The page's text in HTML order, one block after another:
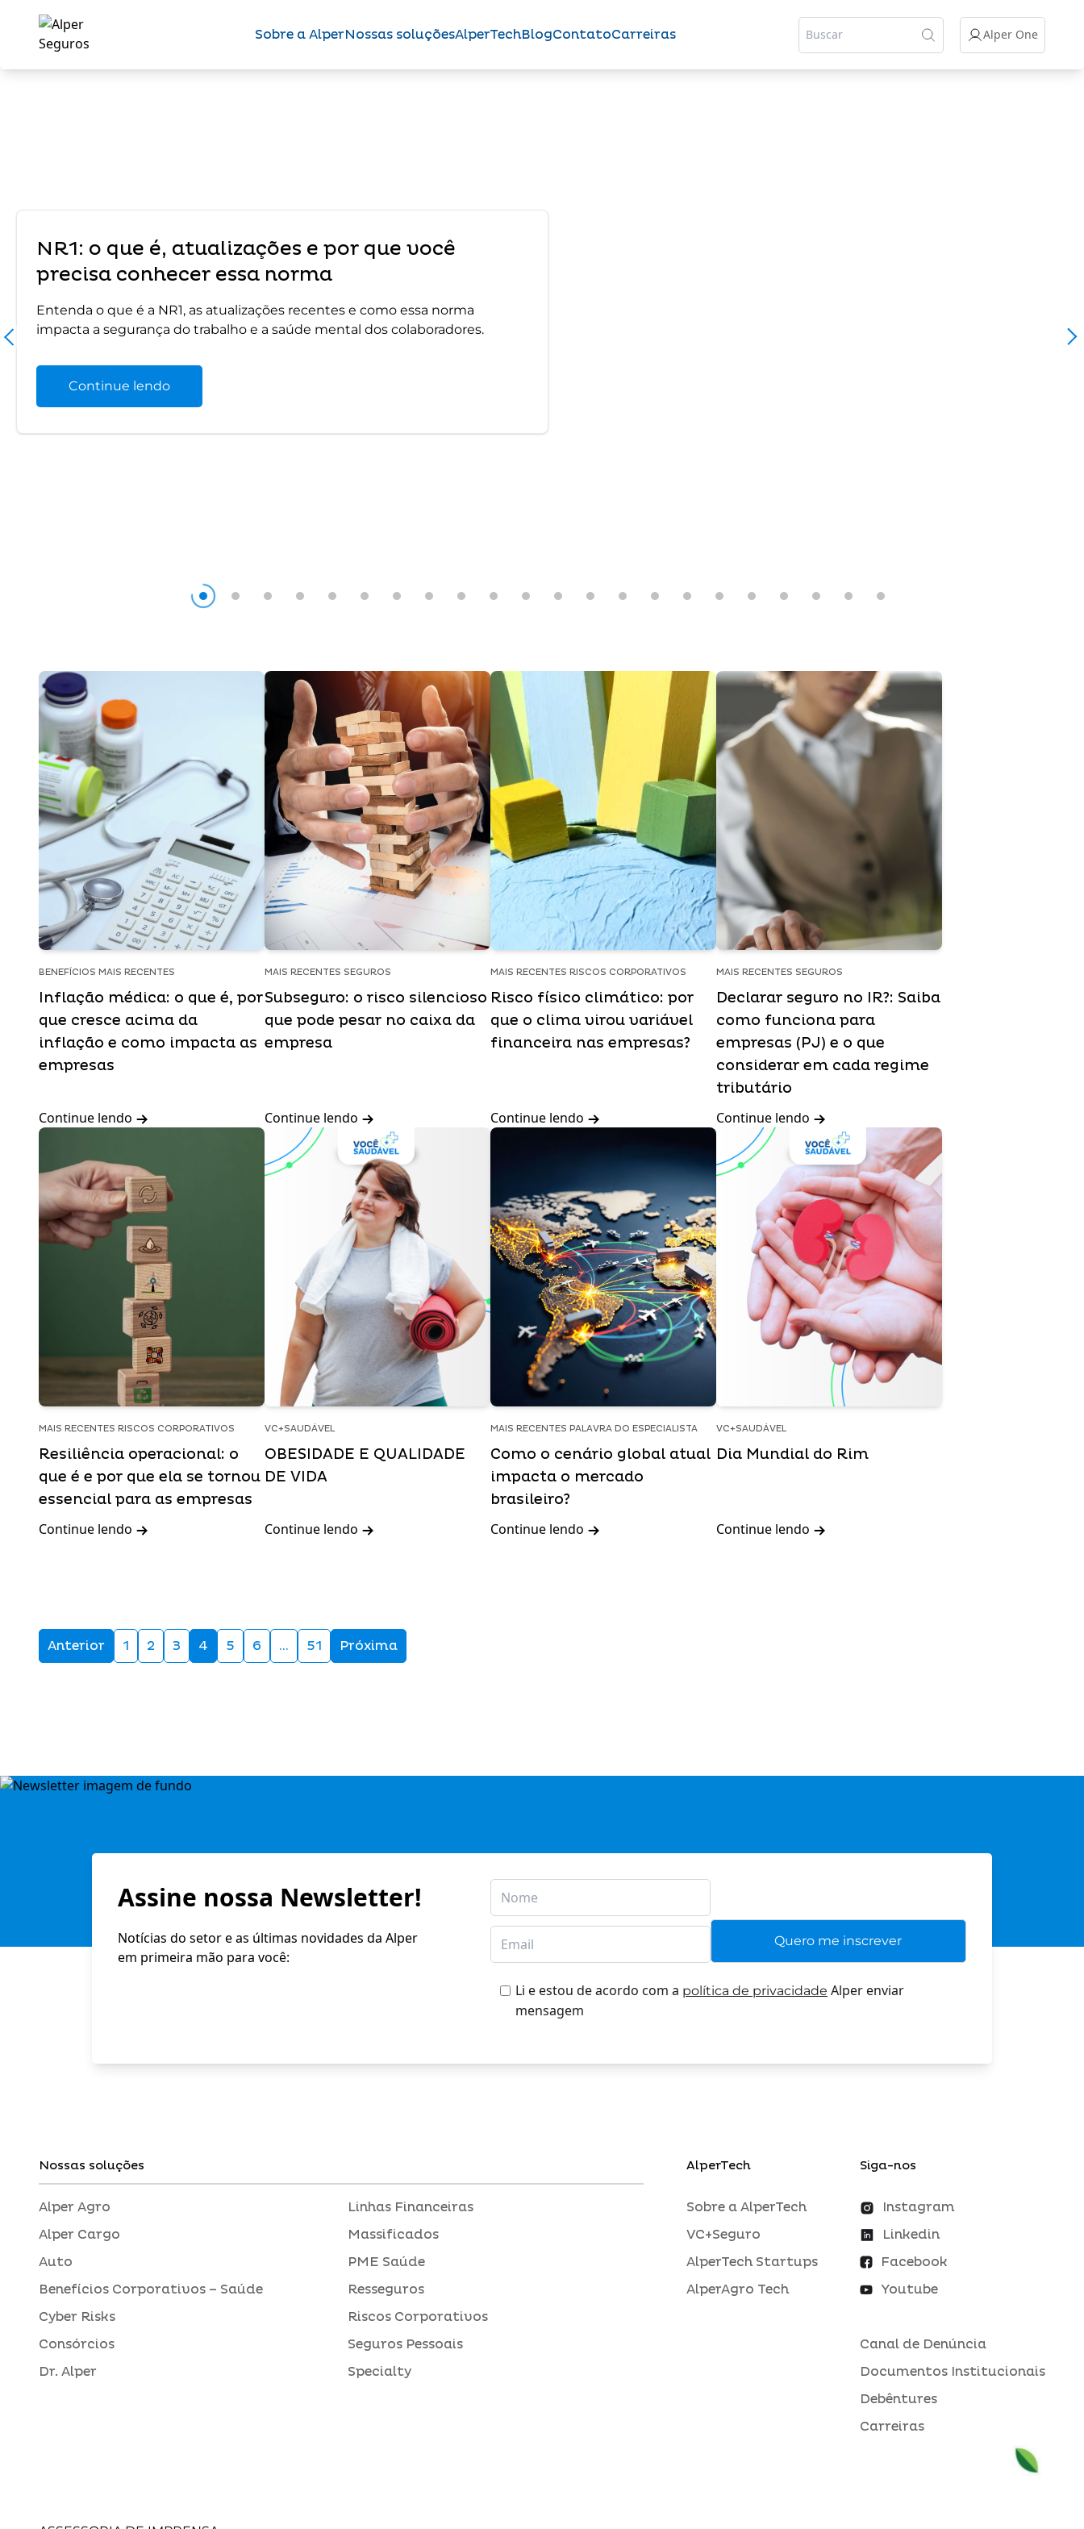
Sobre a AlperNossas soluçõesAlperTechBlogContatoCarreiras Alper One
NR1: o que é, atualizações e por que você
precisa conhecer essa norma
Entenda o que é a NR1, as atualizações recentes e como essa norma
impacta a segurança do trabalho e a saúde mental dos colaboradores.
Continue lendo
BENEFÍCIOS MAIS RECENTES
Inflação médica: o que é, por
que cresce acima da
inflação e como impacta as
empresas
Continue lendo
MAIS RECENTES SEGUROS
Subseguro: o risco silencioso
que pode pesar no caixa da
empresa
Continue lendo
MAIS RECENTES RISCOS CORPORATIVOS
Risco físico climático: por
que o clima virou variável
financeira nas empresas?
Continue lendo
MAIS RECENTES SEGUROS
Declarar seguro no IR?: Saiba
como funciona para
empresas (PJ) e o que
considerar em cada regime
tributário
Continue lendo
MAIS RECENTES RISCOS CORPORATIVOS
Resiliência operacional: o
que é e por que ela se tornou
essencial para as empresas
Continue lendo
VC+SAUDÁVEL
OBESIDADE E QUALIDADE
DE VIDA
Continue lendo
MAIS RECENTES PALAVRA DO ESPECIALISTA
Como o cenário global atual
impacta o mercado
brasileiro?
Continue lendo
VC+SAUDÁVEL
Dia Mundial do Rim
Continue lendo
Anterior 1 2 3 4 5 6 … 51 Próxima
Assine nossa Newsletter!
Notícias do setor e as últimas novidades da Alper
em primeira mão para você:
Li e estou de acordo com a política de privacidade Alper enviar
mensagem
Nossas soluções
Alper Agro
Alper Cargo
Auto
Benefícios Corporativos – Saúde
Cyber Risks
Consórcios
Dr. Alper
Linhas Financeiras
Massificados
PME Saúde
Resseguros
Riscos Corporativos
Seguros Pessoais
Specialty
AlperTech
Sobre a AlperTech
VC+Seguro
AlperTech Startups
AlperAgro Tech
Siga-nos
Instagram
Linkedin
Facebook
Youtube
Canal de Denúncia
Documentos Institucionais
Debêntures
Carreiras